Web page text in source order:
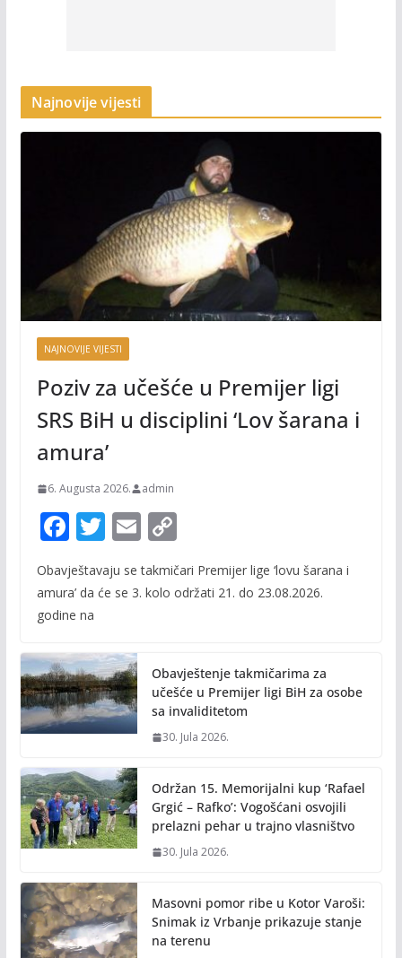
Najnovije vijesti
NAJNOVIJE VIJESTI
Poziv za učešće u Premijer ligi
SRS BiH u disciplini ‘Lov šarana i
amura’
6. Augusta 2026. admin
F
ac
e
b
o
k
T
itt
E
m
ai
C
o
p
n
k
Obavještavaju se takmičari Premijer lige ‘lovu šarana i
amura’ da će se 3. kolo održati 21. do 23.08.2026.
godine na
Obavještenje takmičarima za
učešće u Premijer ligi BiH za osobe
sa invaliditetom
30. Jula 2026.
Održan 15. Memorijalni kup ‘Rafael
Grgić – Rafko’: Vogošćani osvojili
prelazni pehar u trajno vlasništvo
30. Jula 2026.
Masovni pomor ribe u Kotor Varoši:
Snimak iz Vrbanje prikazuje stanje
na terenu